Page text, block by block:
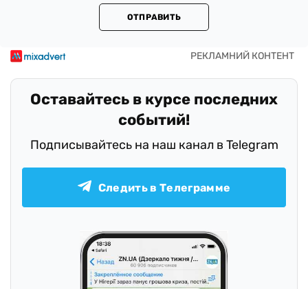
ОТПРАВИТЬ
Оставайтесь в курсе последних
событий!
Подписывайтесь на наш канал в Telegram
Следить в Телеграмме